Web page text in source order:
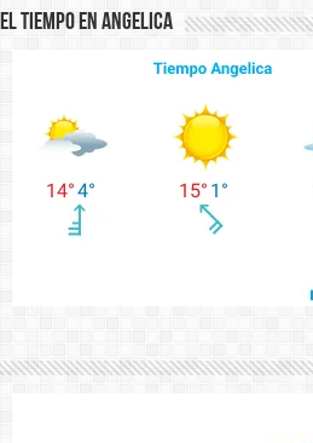
El Tiempo en Angelica